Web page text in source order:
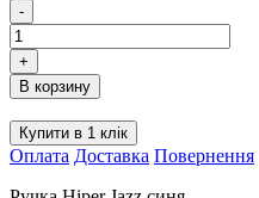
-
Ручка
масляна
Hiper
Jazz
HO-
180
1
+
В корзину
Купити в 1 клік
Оплата Доставка Повернення